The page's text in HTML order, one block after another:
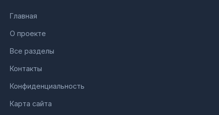
Главная
О проекте
Все разделы
Контакты
Конфиденциальность
Карта сайта